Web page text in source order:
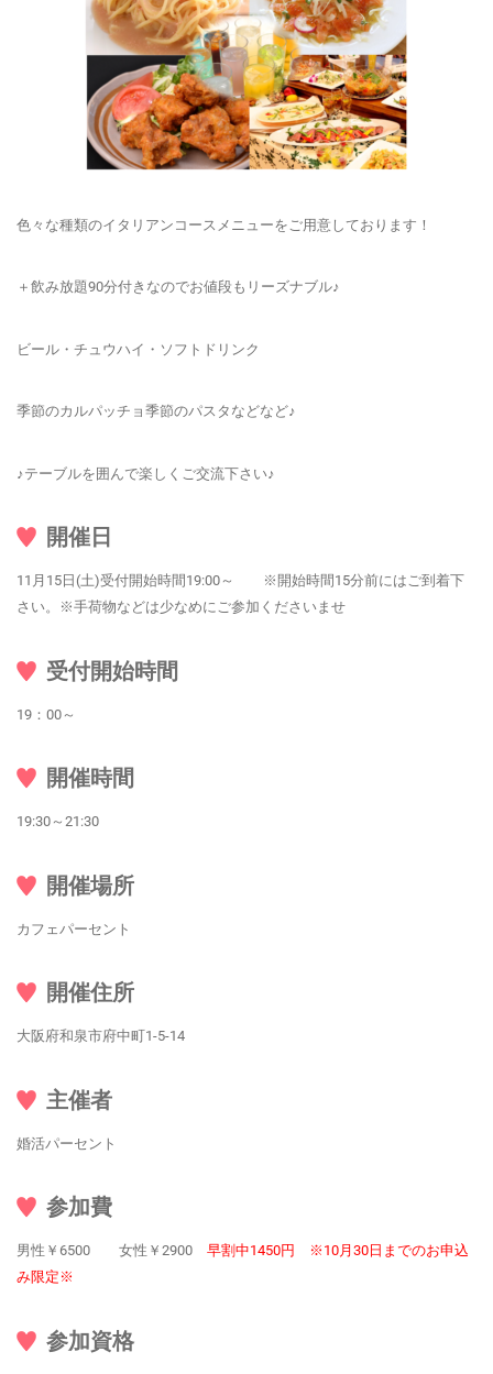
色々な種類のイタリアンコースメニューをご用意しております！
＋飲み放題90分付きなのでお値段もリーズナブル♪
ビール・チュウハイ・ソフトドリンク
季節のカルパッチョ季節のパスタなどなど♪
♪テーブルを囲んで楽しくご交流下さい♪
開催日
11月15日(土)受付開始時間19:00～ ※開始時間15分前にはご到着下
さい。※手荷物などは少なめにご参加くださいませ
受付開始時間
19：00～
開催時間
19:30～21:30
開催場所
カフェパーセント
開催住所
大阪府和泉市府中町1-5-14
主催者
婚活パーセント
参加費
男性￥6500 女性￥2900 早割中1450円 ※10月30日までのお申込
み限定※
参加資格